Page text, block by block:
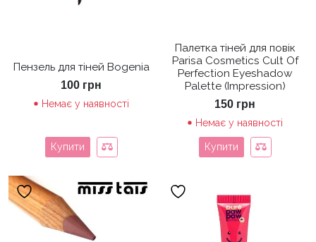
Пензель для тіней Bogenia
100 грн
Немає у наявності
Купити
Палетка тіней для повік
Parisa Cosmetics Cult Of
Perfection Eyeshadow
Palette (Impression)
150 грн
Немає у наявності
Купити